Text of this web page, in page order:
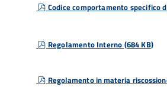
Codice comportamento specifico
Regolamento Interno (684 KB)
pdf
Regolamento in materia